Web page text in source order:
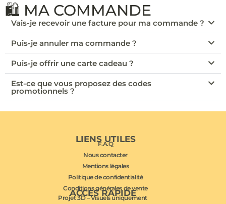
🛍️ MA COMMANDE
Vais-je recevoir une facture pour ma commande ?
Puis-je annuler ma commande ?
Puis-je offrir une carte cadeau ?
Est-ce que vous proposez des codes
promotionnels ?
ACCÈS RAPIDE
Projet 3D – Visuels uniquement
LIENS UTILES
F.A.Q
Nous contacter
Mentions légales
Politique de confidentialité
Conditions générales de vente